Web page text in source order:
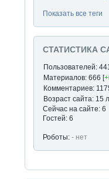
Показать все теги
СТАТИСТИКА
Пользователей:
Материалов: 666 [
Комментариев:
Возраст сайта: 15
Сейчас на сайте: 6
Гостей: 6
Роботы:- нет